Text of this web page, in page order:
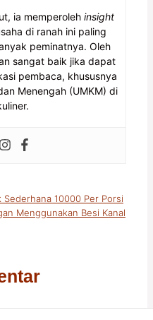
ia memperoleh insight
di ranah ini paling
peminatnya. Oleh
sangat baik jika dapat
pembaca, khususnya
Menengah (UMKM) di
10000 Per Porsi
Menggunakan Besi Kanal